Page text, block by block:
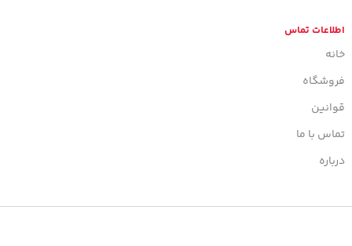
اطلاعات تماس
خانه
فروشگاه
قوانین
تماس با ما
درباره